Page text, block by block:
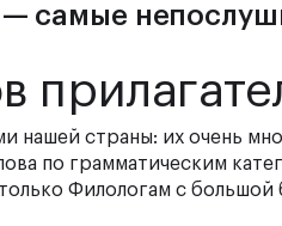
— самые
нашей страны: их очень
по грамматическим
Филологам с большой